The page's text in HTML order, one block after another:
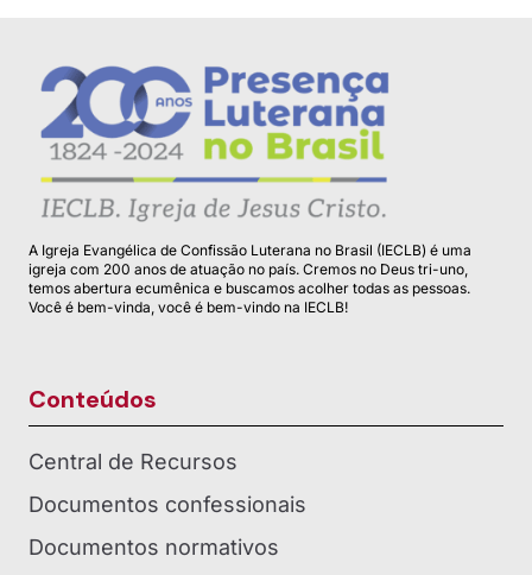
A Igreja Evangélica de Confissão Luterana no Brasil (IECLB) é uma
igreja com 200 anos de atuação no país. Cremos no Deus tri-uno,
temos abertura ecumênica e buscamos acolher todas as pessoas.
Você é bem-vinda, você é bem-vindo na IECLB!
Conteúdos
Central de Recursos
Documentos confessionais
Documentos normativos